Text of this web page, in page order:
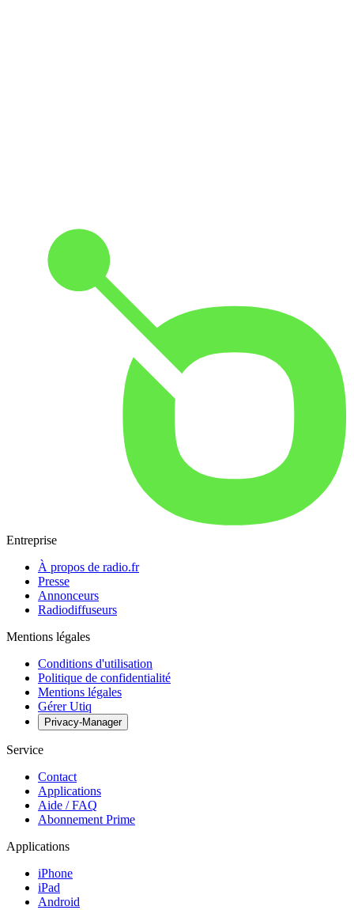
Entreprise
À propos de radio.fr
Presse
Annonceurs
Radiodiffuseurs
Mentions légales
Conditions d'utilisation
Politique de confidentialité
Mentions légales
Gérer Utiq
Privacy-Manager
Service
Contact
Applications
Aide / FAQ
Abonnement Prime
Applications
iPhone
iPad
Android